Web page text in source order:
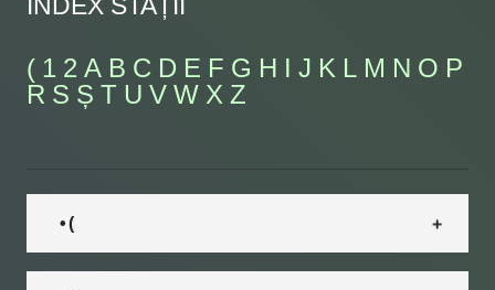
( 1 2 A B C D E F G H I J K L M N O P
R S Ș T U V W X Z
• (